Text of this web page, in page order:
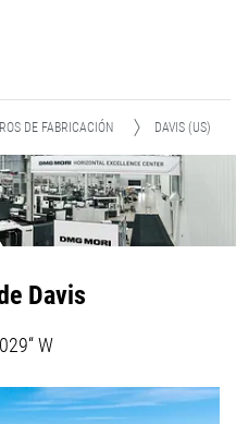
DE FABRICACIÓN DAVIS (US)
Davis
W